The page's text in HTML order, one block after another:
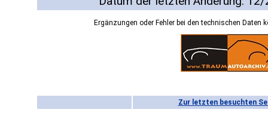
Ergänzungen oder Fehler bei den technischen Daten
Zur letzten besuchten